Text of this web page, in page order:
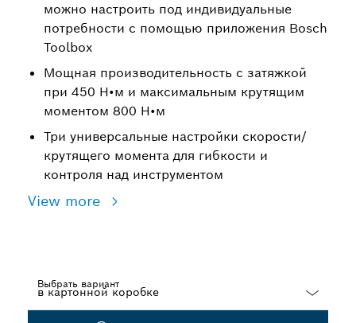
можно настроить под индивидуальные
потребности с помощью приложения Bosch
Toolbox
Мощная производительность с затяжкой
при 450 Н•м и максимальным крутящим
моментом 800 Н•м
Три универсальные настройки скорости/
крутящего момента для гибкости и
контроля над инструментом
View more
Выбрать вариант